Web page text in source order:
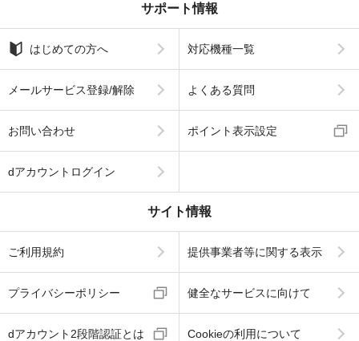
サポート情報
はじめての方へ 対応機種一覧
メールサービス登録/解除 よくある質問
お問い合わせ ポイント表示設定
dアカウントログイン
サイト情報
ご利用規約 提供事業者等に関する表示
プライバシーポリシー 健全なサービスに向けて
dアカウント2段階認証とは Cookieの利用について